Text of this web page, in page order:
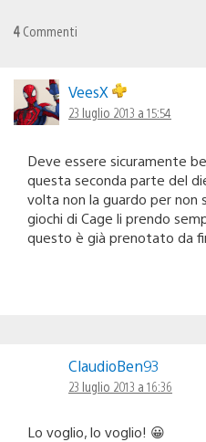
4 Commenti
VeesX
23 luglio 2013 a 15:54
Deve essere sicuramente
questa seconda parte del
volta non la guardo per non
giochi di Cage li prendo
questo è già prenotato da
ClaudioBen93
23 luglio 2013 a 16:36
Lo voglio, lo voglio! 😀